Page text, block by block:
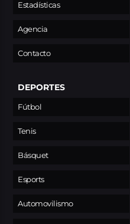
Estadísticas
Agencia
Contacto
DEPORTES
Fútbol
Tenis
Básquet
Esports
Automovilismo